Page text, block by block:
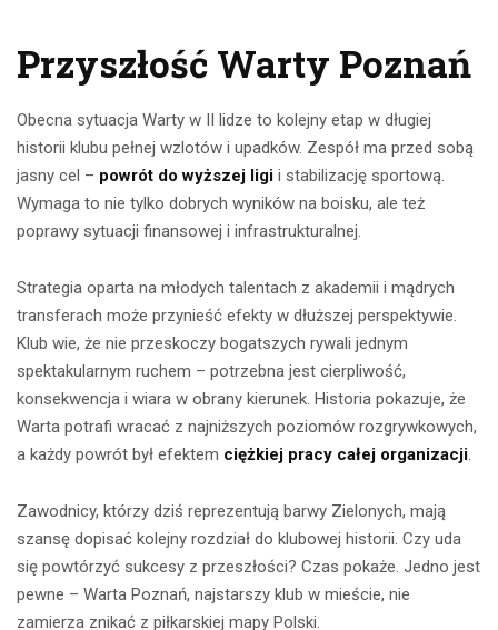
Przyszłość Warty Poznań
Obecna sytuacja Warty w II lidze to kolejny etap w długiej
historii klubu pełnej wzlotów i upadków. Zespół ma przed sobą
jasny cel – powrót do wyższej ligi i stabilizację sportową.
Wymaga to nie tylko dobrych wyników na boisku, ale też
poprawy sytuacji finansowej i infrastrukturalnej.
Strategia oparta na młodych talentach z akademii i mądrych
transferach może przynieść efekty w dłuższej perspektywie.
Klub wie, że nie przeskoczy bogatszych rywali jednym
spektakularnym ruchem – potrzebna jest cierpliwość,
konsekwencja i wiara w obrany kierunek. Historia pokazuje, że
Warta potrafi wracać z najniższych poziomów rozgrywkowych,
a każdy powrót był efektem ciężkiej pracy całej organizacji.
Zawodnicy, którzy dziś reprezentują barwy Zielonych, mają
szansę dopisać kolejny rozdział do klubowej historii. Czy uda
się powtórzyć sukcesy z przeszłości? Czas pokaże. Jedno jest
pewne – Warta Poznań, najstarszy klub w mieście, nie
zamierza znikać z piłkarskiej mapy Polski.